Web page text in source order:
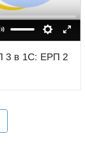
3 в 1С: ЕРП 2